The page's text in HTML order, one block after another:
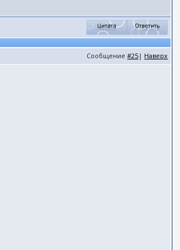
Сообщение#25 | Наверх